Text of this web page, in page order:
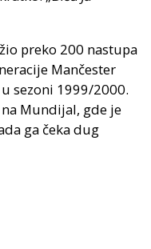
preko 200 nastupa
Mančester
sezoni 1999/2000.
Mundijal, gde je
ga čeka dug